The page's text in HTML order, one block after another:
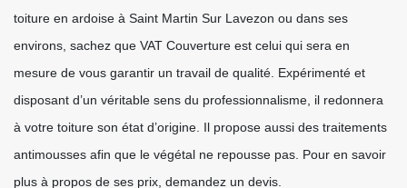
toiture en ardoise à Saint Martin Sur Lavezon ou dans ses
environs, sachez que VAT Couverture est celui qui sera en
mesure de vous garantir un travail de qualité. Expérimenté et
disposant d’un véritable sens du professionnalisme, il redonnera
à votre toiture son état d’origine. Il propose aussi des traitements
antimousses afin que le végétal ne repousse pas. Pour en savoir
plus à propos de ses prix, demandez un devis.